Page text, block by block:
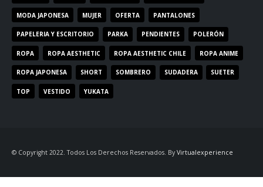
MODA JAPONESA MUJER OFERTA PANTALONES
PAPELERIA Y ESCRITORIO PARKA PENDIENTES POLERÓN
ROPA ROPA AESTHETIC ROPA AESTHETIC CHILE ROPA ANIME
ROPA JAPONESA SHORT SOMBRERO SUDADERA SUETER
TOP VESTIDO YUKATA
© Copyright 2022. Todos Los Derechos Reservados. By Virtualexperience